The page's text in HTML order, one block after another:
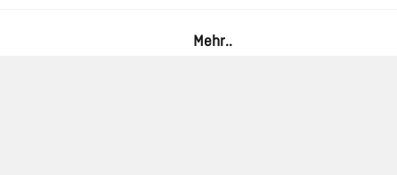
Responsive Typography – Interview mit Oliver
Mehr..